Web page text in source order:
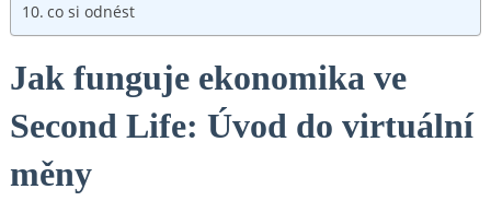
co si odnést
Jak funguje ekonomika ve
Second Life: Úvod do virtuální
měny